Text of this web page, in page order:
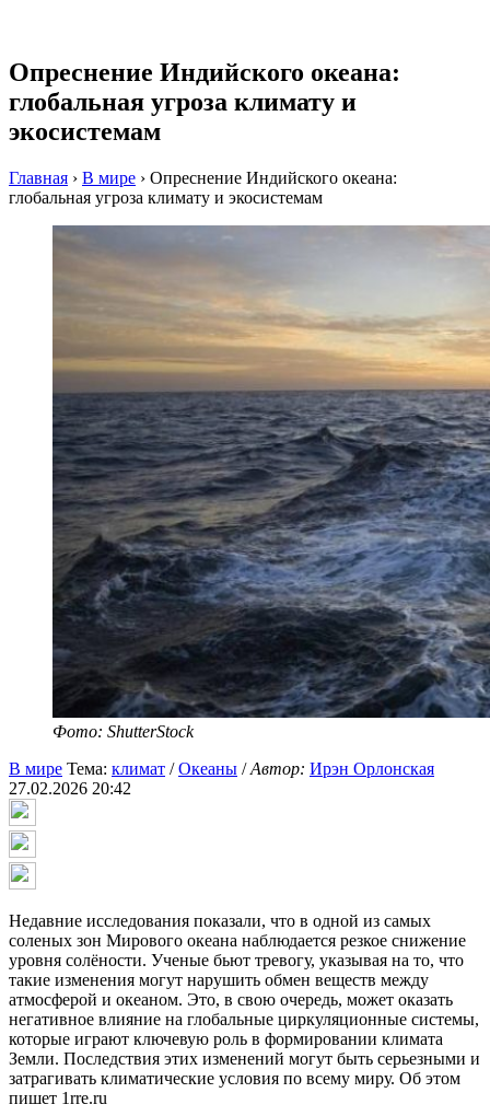
Опреснение Индийского океана:
глобальная угроза климату и
экосистемам
Главная › В мире › Опреснение Индийского океана:
глобальная угроза климату и экосистемам
Фото: ShutterStock
В мире Тема: климат /Океаны /Автор: Ирэн Орлонская
27.02.2026 20:42
Недавние исследования показали, что в одной из самых
соленых зон Мирового океана наблюдается резкое снижение
уровня солёности. Ученые бьют тревогу, указывая на то, что
такие изменения могут нарушить обмен веществ между
атмосферой и океаном. Это, в свою очередь, может оказать
негативное влияние на глобальные циркуляционные системы,
которые играют ключевую роль в формировании климата
Земли. Последствия этих изменений могут быть серьезными и
затрагивать климатические условия по всему миру. Об этом
пишет 1rre.ru